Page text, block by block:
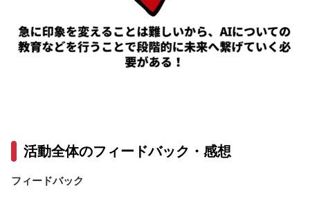
活動全体のフィードバック・感想
フィードバック